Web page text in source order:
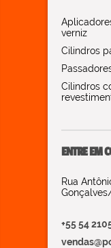
verniz
Cilindros
Cilindros
ENTRE EM
Rua
+55 54